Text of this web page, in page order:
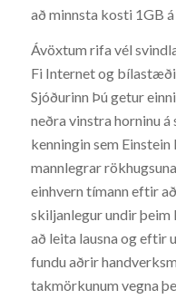
að minnsta kosti 1GB
Ávöxtum rifa vél
Fi Internet og
Sjóðurinn Þú getur
neðra vinstra horninu á
kenningin sem
mannlegrar
einhvern tímann eftir
skiljanlegur undir
að leita lausna og eftir
fundu aðrir
takmörkunum vegna